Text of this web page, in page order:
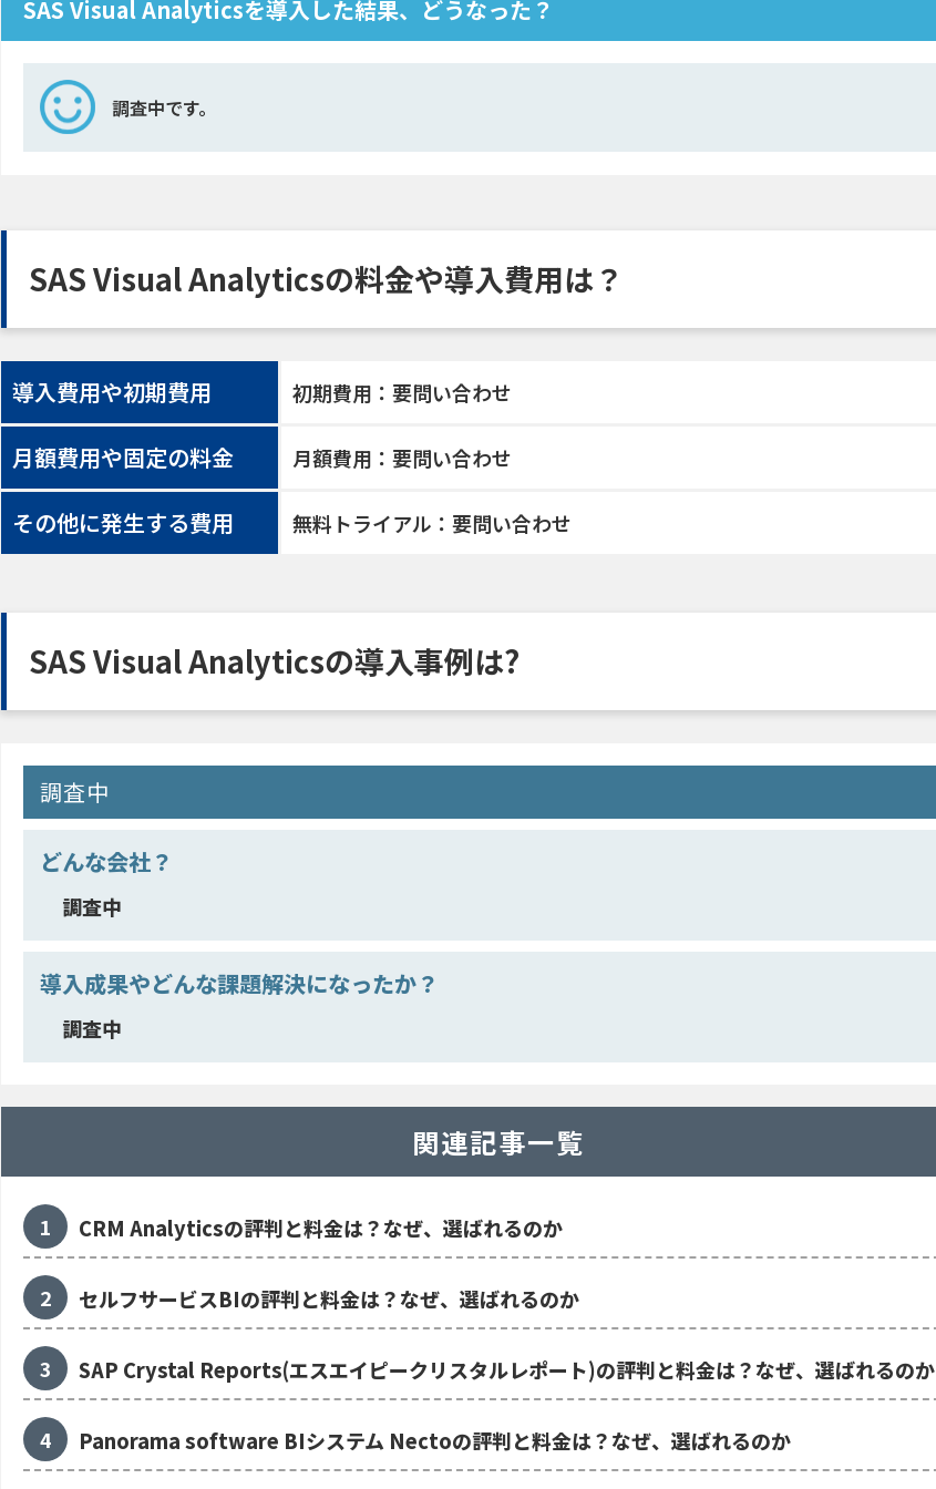
SAS Visual Analyticsを導入した結果、どうなった？
調査中です。
SAS Visual Analyticsの料金や導入費用は？
導入費用や初期費用 初期費用：要問い合わせ
月額費用や固定の料金 月額費用：要問い合わせ
その他に発生する費用 無料トライアル：要問い合わせ
SAS Visual Analyticsの導入事例は?
調査中
どんな会社？
調査中
導入成果やどんな課題解決になったか？
調査中
関連記事一覧
CRM Analyticsの評判と料金は？なぜ、選ばれるのか
セルフサービスBIの評判と料金は？なぜ、選ばれるのか
SAP Crystal Reports(エスエイピークリスタルレポート)の評判と料金は？なぜ、選ばれるのか
Panorama software BIシステム Nectoの評判と料金は？なぜ、選ばれるのか